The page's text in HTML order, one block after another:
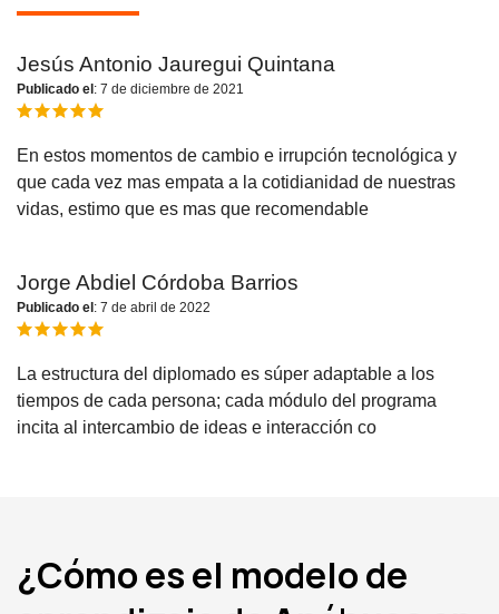
Jesús Antonio Jauregui Quintana
Publicado el: 7 de diciembre de 2021
En estos momentos de cambio e irrupción tecnológica y
que cada vez mas empata a la cotidianidad de nuestras
vidas, estimo que es mas que recomendable
Jorge Abdiel Córdoba Barrios
Publicado el: 7 de abril de 2022
La estructura del diplomado es súper adaptable a los
tiempos de cada persona; cada módulo del programa
incita al intercambio de ideas e interacción co
¿Cómo es el modelo de